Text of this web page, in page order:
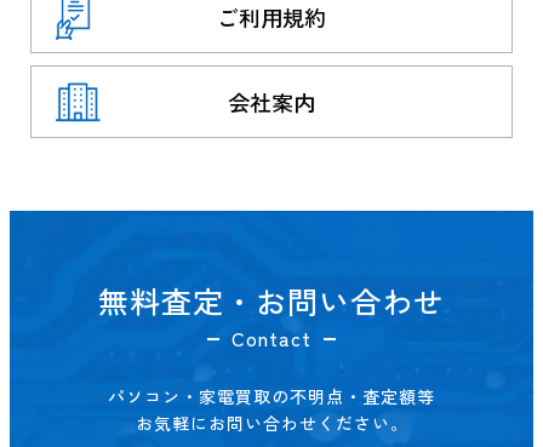
ご利用規約
会社案内
無料査定・お問い合わせ
Contact
パソコン・家電買取の不明点・査定額等
お気軽にお問い合わせください。